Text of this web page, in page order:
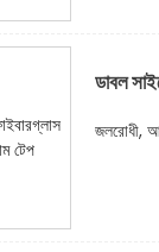
ডাবল
জলরোধী,